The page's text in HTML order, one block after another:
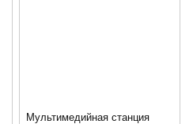
Мультимедийная станция